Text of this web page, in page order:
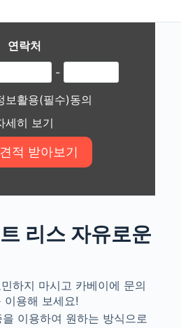
연락처
-
보활용(필수)동의
세히 보기
리스 자유로운
하지 마시고 카베이에 문의
이용해 보세요!
이용하여 원하는 방식으로